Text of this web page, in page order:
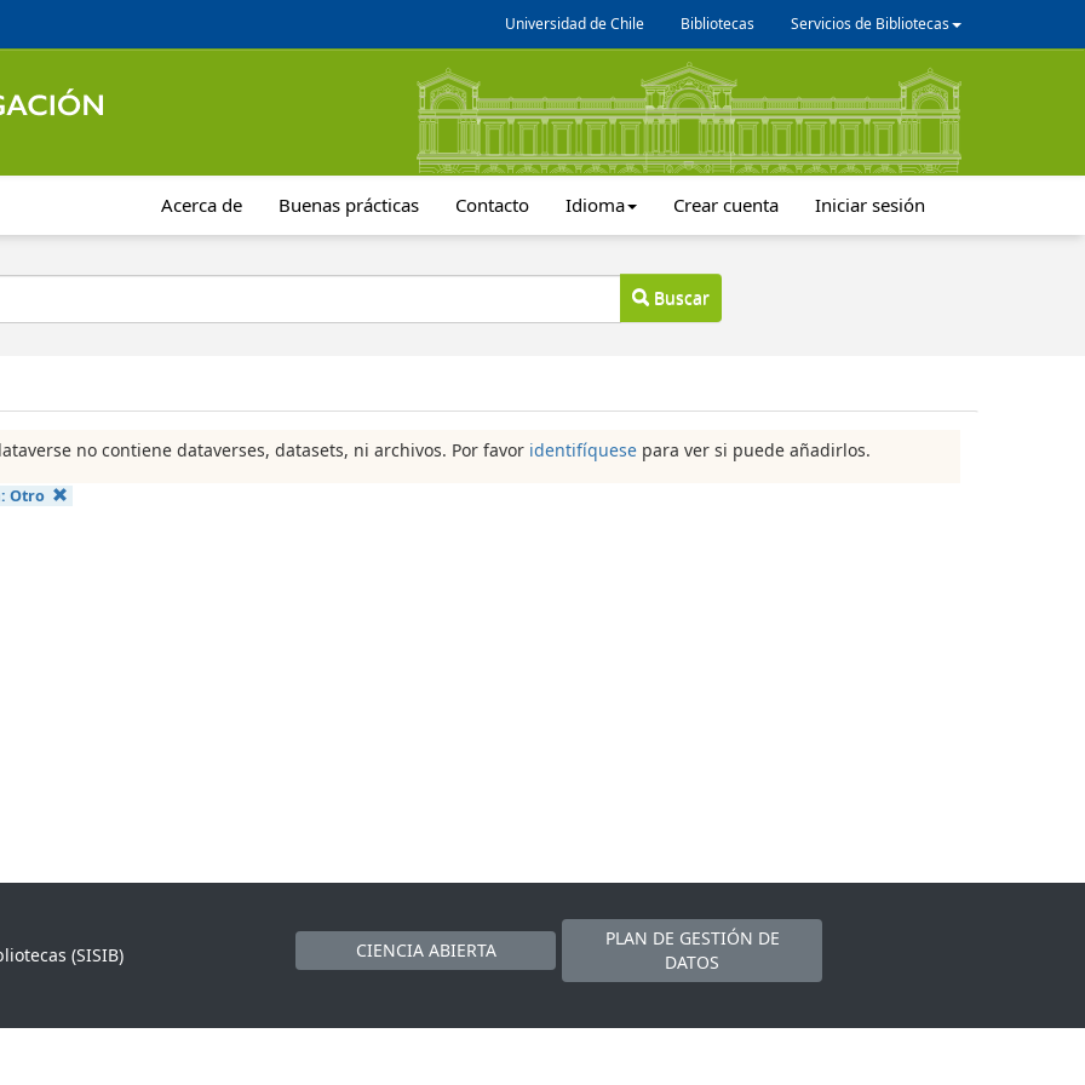
Universidad de Chile Bibliotecas Servicios de Bibliotecas
Acerca de Buenas prácticas Contacto Idioma Crear cuenta Iniciar sesión
Buscar
no contiene dataverses, datasets, ni archivos. Por favor identifíquese para ver si puede añadirlos.
Otro
(SISIB)
CIENCIA ABIERTA
PLAN DE GESTIÓN DE
DATOS